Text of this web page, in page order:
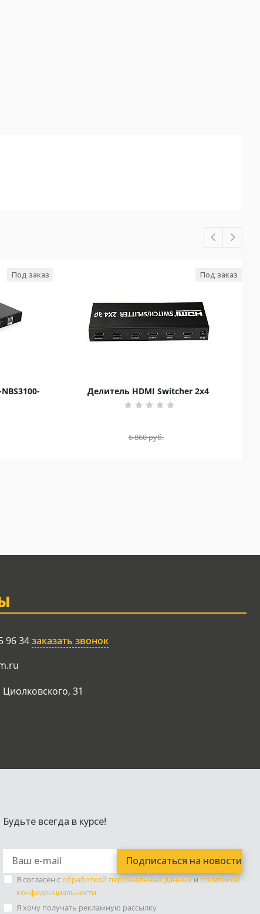
Под заказ
Делитель HDMI Switcher 2x4
Под заказ
6 860руб.
96 34заказать звонок
Циолковского, 31
Будьте всегда в курсе!
Я согласен собработкой персональных данныхиполитикой
конфиденциальности
Я хочу получать рекламную рассылку